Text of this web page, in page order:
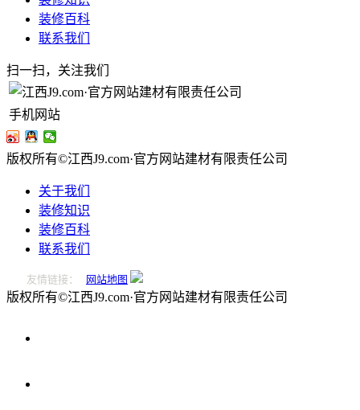
装修百科
联系我们
扫一扫，关注我们
手机网站
版权所有©江西J9.com·官方网站建材有限责任公司
关于我们
装修知识
装修百科
联系我们
友情链接： 网站地图
版权所有©江西J9.com·官方网站建材有限责任公司